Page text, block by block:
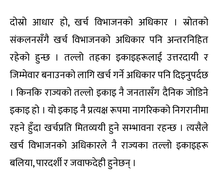
दोस्रो आधार हो, खर्च विभाजनको अधिकार । स्रोतको
संकलनसँगै खर्च विभाजनको अधिकार पनि अन्तरनिहित
रहेको हुन्छ । तल्लो तहका इकाइहरूलाई उत्तरदायी र
जिम्मेवार बनाउनको लागि खर्च गर्ने अधिकार पनि दिइनुपर्दछ
। किनकि राज्यको तल्लो इकाइ नै जनतासँग दैनिक जोडिने
इकाइ हो । यो इकाइ नै प्रत्यक्ष रूपमा नागरिकको निगरानीमा
रहने हुँदा खर्चप्रति मितव्ययी हुने सम्भावना रहन्छ । त्यसैले
खर्च विभाजनको अधिकारले नै राज्यका तल्लो इकाइहरू
बलिया, पारदर्शी र जवाफदेही हुनेछन् ।